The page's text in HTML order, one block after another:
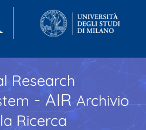
Research
- AIR Archivio
Ricerca